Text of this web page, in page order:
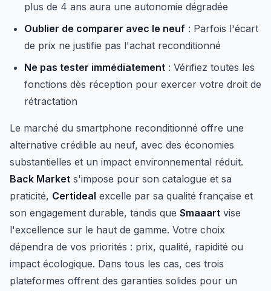
plus de 4 ans aura une autonomie dégradée
Oublier de comparer avec le neuf : Parfois l'écart
de prix ne justifie pas l'achat reconditionné
Ne pas tester immédiatement : Vérifiez toutes les
fonctions dès réception pour exercer votre droit de
rétractation
Le marché du smartphone reconditionné offre une
alternative crédible au neuf, avec des économies
substantielles et un impact environnemental réduit.
Back Market s'impose pour son catalogue et sa
praticité, Certideal excelle par sa qualité française et
son engagement durable, tandis que Smaaart vise
l'excellence sur le haut de gamme. Votre choix
dépendra de vos priorités : prix, qualité, rapidité ou
impact écologique. Dans tous les cas, ces trois
plateformes offrent des garanties solides pour un